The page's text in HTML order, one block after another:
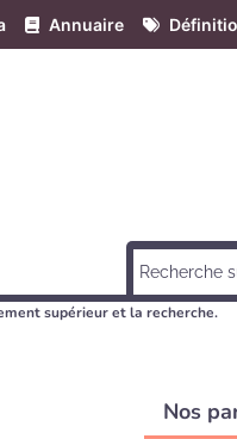
Annuaire
supérieur et la recherche.
Nos